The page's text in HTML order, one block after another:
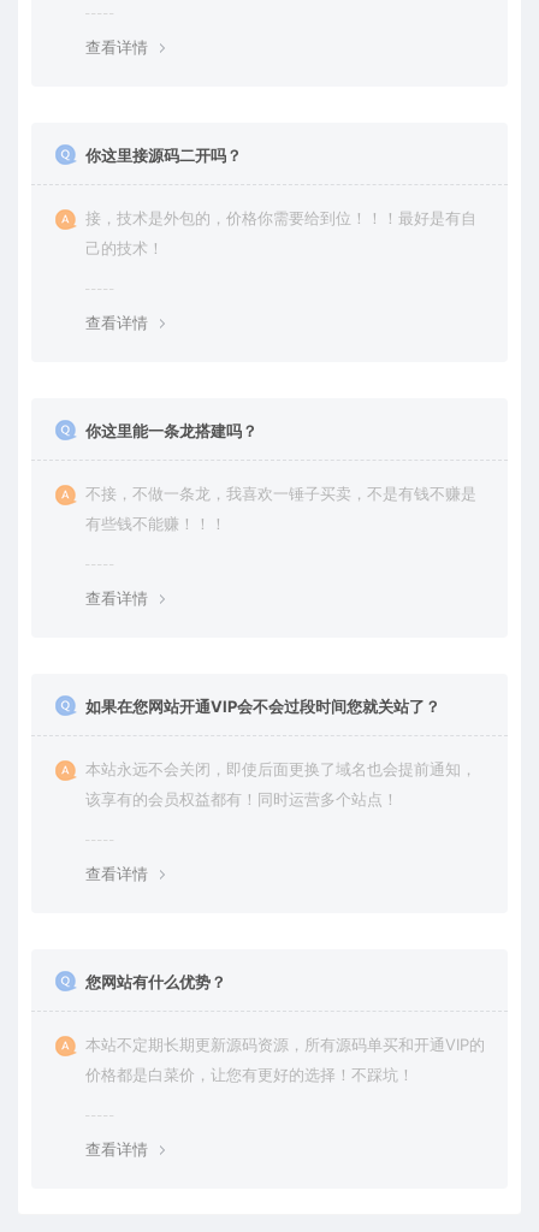
查看详情
你这里接源码二开吗？
接，技术是外包的，价格你需要给到位！！！最好是有自
己的技术！
查看详情
你这里能一条龙搭建吗？
不接，不做一条龙，我喜欢一锤子买卖，不是有钱不赚是
有些钱不能赚！！！
查看详情
如果在您网站开通VIP会不会过段时间您就关站了？
本站永远不会关闭，即使后面更换了域名也会提前通知，
该享有的会员权益都有！同时运营多个站点！
查看详情
您网站有什么优势？
本站不定期长期更新源码资源，所有源码单买和开通VIP的
价格都是白菜价，让您有更好的选择！不踩坑！
查看详情